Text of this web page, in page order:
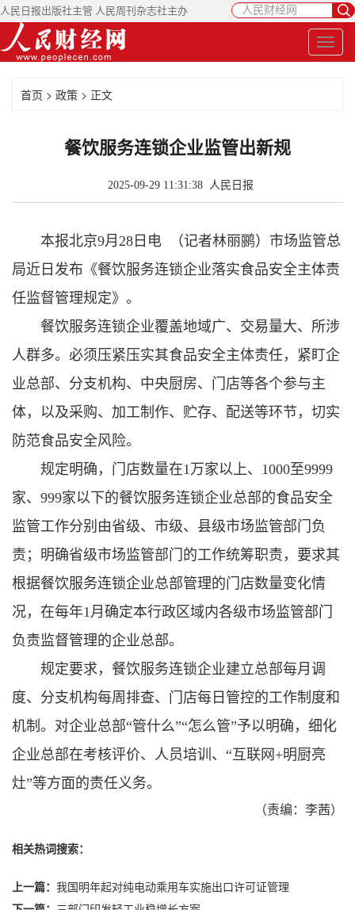
人民日报出版社主管 人民周刊杂志社主办
首页 > 政策 > 正文
餐饮服务连锁企业监管出新规
2025-09-29 11:31:38 人民日报
本报北京9月28日电 （记者林丽鹂）市场监管总
局近日发布《餐饮服务连锁企业落实食品安全主体责
任监督管理规定》。
餐饮服务连锁企业覆盖地域广、交易量大、所涉
人群多。必须压紧压实其食品安全主体责任，紧盯企
业总部、分支机构、中央厨房、门店等各个参与主
体，以及采购、加工制作、贮存、配送等环节，切实
防范食品安全风险。
规定明确，门店数量在1万家以上、1000至9999
家、999家以下的餐饮服务连锁企业总部的食品安全
监管工作分别由省级、市级、县级市场监管部门负
责；明确省级市场监管部门的工作统筹职责，要求其
根据餐饮服务连锁企业总部管理的门店数量变化情
况，在每年1月确定本行政区域内各级市场监管部门
负责监督管理的企业总部。
规定要求，餐饮服务连锁企业建立总部每月调
度、分支机构每周排查、门店每日管控的工作制度和
机制。对企业总部“管什么”“怎么管”予以明确，细化
企业总部在考核评价、人员培训、“互联网+明厨亮
灶”等方面的责任义务。
（责编：李茜）
相关热词搜索：
上一篇： 我国明年起对纯电动乘用车实施出口许可证管理